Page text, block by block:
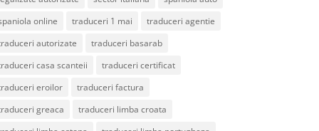
online
traduceri 1 mai
traduceri agentie
autorizate
traduceri basarab
casa scanteii
traduceri certificat
eroilor
traduceri factura
greaca
traduceri limba croata